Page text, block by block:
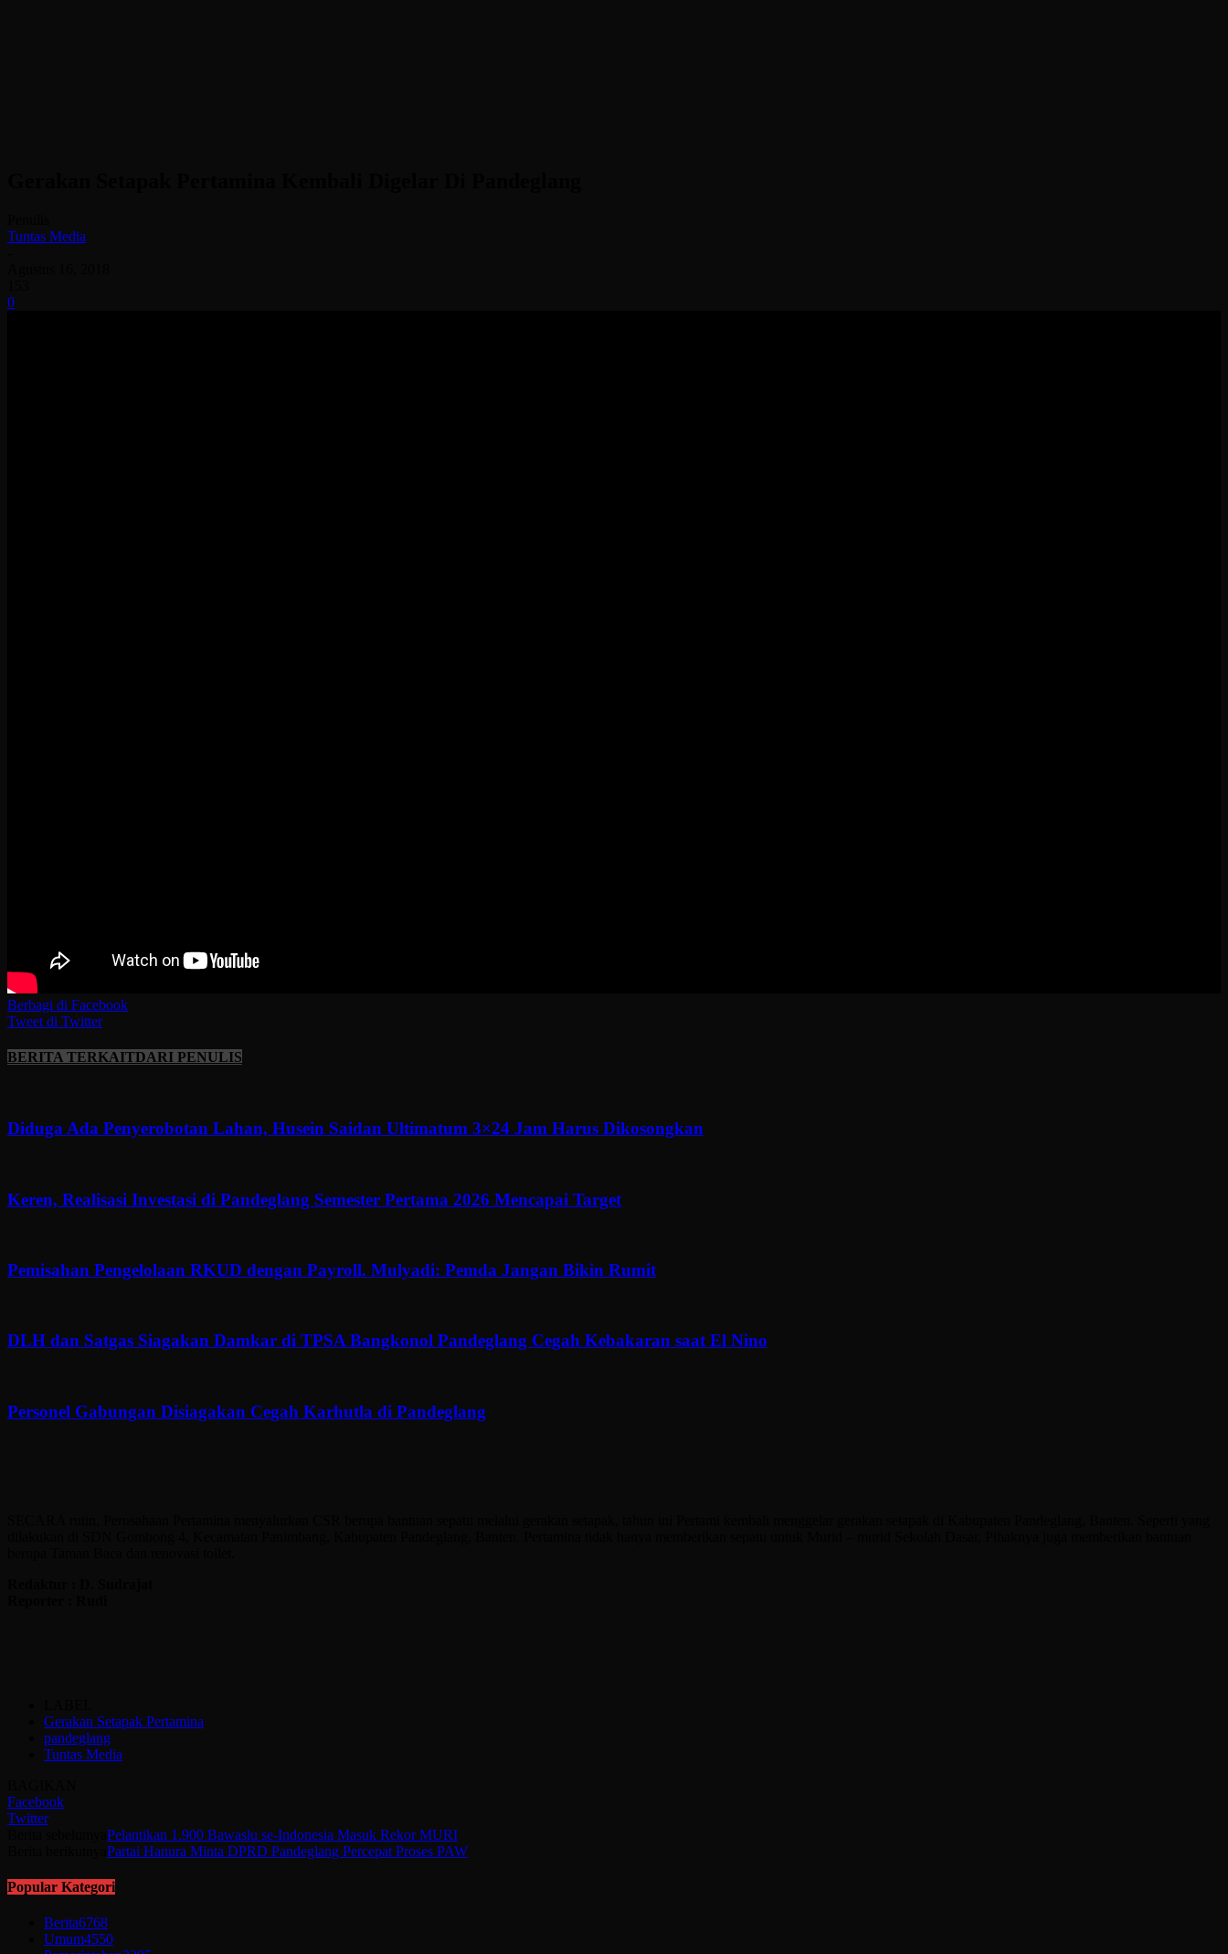
Tuntas Media
0
Berbagi di Facebook
Tweet di Twitter
BERITA TERKAITDARI PENULIS
Diduga Ada Penyerobotan Lahan, Husein Saidan Ultimatum 3×24 Jam Harus Dikosongkan
Keren, Realisasi Investasi di Pandeglang Semester Pertama 2026 Mencapai Target
Pemisahan Pengelolaan RKUD dengan Payroll. Mulyadi: Pemda Jangan Bikin Rumit
DLH dan Satgas Siagakan Damkar di TPSA Bangkonol Pandeglang Cegah Kebakaran saat El Nino
Personel Gabungan Disiagakan Cegah Karhutla di Pandeglang
Gerakan Setapak Pertamina
pandeglang
Tuntas Media
Facebook
Twitter
Pelantikan 1.900 Bawaslu se-Indonesia Masuk Rekor MURI
Partai Hanura Minta DPRD Pandeglang Percepat Proses PAW
Popular Kategori
Berita6768
Umum4550